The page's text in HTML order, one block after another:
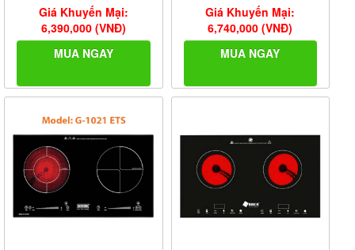
Giá Khuyến Mại:
6,390,000 (VNĐ)
MUA NGAY
Giá Khuyến Mại:
6,740,000 (VNĐ)
MUA NGAY